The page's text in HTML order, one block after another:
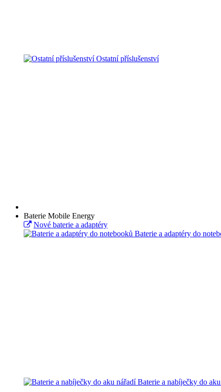
Ostatní příslušenství
Baterie Mobile Energy
Nové baterie a adaptéry
Baterie a adaptéry do
Baterie a nabíječky do